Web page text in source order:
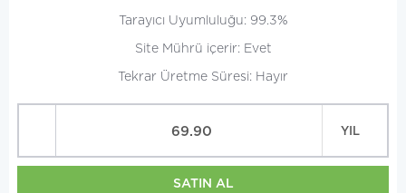
Tarayıcı Uyumluluğu: 99.3%
Site Mührü içerir: Evet
Tekrar Üretme Süresi: Hayır
69.90 YIL
SATIN AL